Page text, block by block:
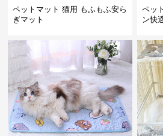
ペットマット 猫用 もふもふ安ら
ぎマット
ペッ
ン快